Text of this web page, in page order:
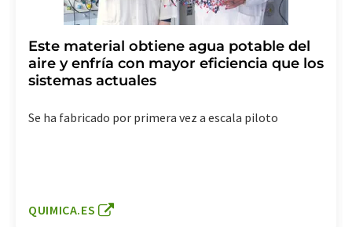
Este material obtiene agua potable del
aire y enfría con mayor eficiencia que los
sistemas actuales
Se ha fabricado por primera vez a escala piloto
QUIMICA.ES